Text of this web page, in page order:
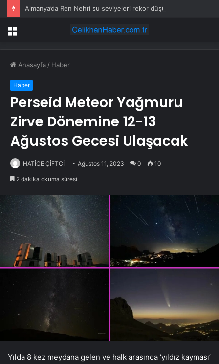
Almanya’da Ren Nehri su seviyeleri rekor düşüklüğe ulaştı
Menü
Anasayfa / Haber
Haber
Perseid Meteor Yağmuru
Zirve Dönemine 12-13
Ağustos Gecesi Ulaşacak
HATİCE ÇİFTCİ Ağustos 11, 2023 0 10
2 dakika okuma süresi
Yılda 8 kez meydana gelen ve halk arasında ‘yıldız kayması’